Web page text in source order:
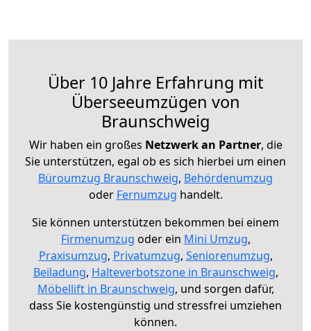
Über 10 Jahre Erfahrung mit
Überseeumzügen von
Braunschweig
Wir haben ein großes Netzwerk an Partner, die
Sie unterstützen, egal ob es sich hierbei um einen
Büroumzug Braunschweig, Behördenumzug
oder Fernumzug handelt.
Sie können unterstützen bekommen bei einem
Firmenumzug oder ein Mini Umzug,
Praxisumzug, Privatumzug, Seniorenumzug,
Beiladung, Halteverbotszone in Braunschweig,
Möbellift in Braunschweig, und sorgen dafür,
dass Sie kostengünstig und stressfrei umziehen
können.